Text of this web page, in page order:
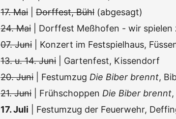
17. Mai
Dorffest, Bühl (abgesagt)
24. Mai | Dorffest Meßhofen - wir spielen
07. Juni | Konzert im Festspielhaus,
13. u. 14. Juni | Gartenfest, Kissendorf
20. Juni | Festumzug Die Biber brennt,
21. Juni | Frühschoppen Die Biber brennt
17. Juli | Festumzug der Feuerwehr,